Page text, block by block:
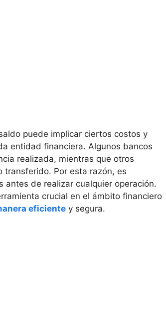
puede implicar ciertos costos y
entidad financiera. Algunos bancos
realizada, mientras que otros
transferido. Por esta razón, es
de realizar cualquier operación.
crucial en el ámbito financiero
eficiente y segura.